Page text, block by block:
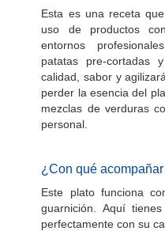
Esta es una receta
uso de productos
entornos
patatas pre-cortadas
calidad, sabor y
perder la esencia del
mezclas de verduras
personal.
¿Con qué
Este plato funciona
guarnición. Aquí
perfectamente con su